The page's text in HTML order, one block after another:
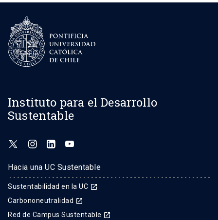
Instituto para el Desarrollo
Sustentable
Hacia una UC Sustentable
Sustentabilidad en la UC launch
Carbononeutralidad launch
Red de Campus Sustentable launch